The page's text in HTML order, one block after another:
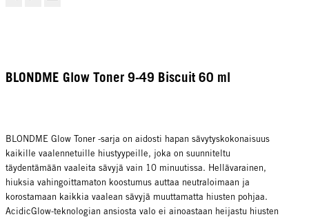
BLONDME Glow Toner 9-49 Biscuit 60 ml
BLONDME Glow Toner -sarja on aidosti hapan sävytyskokonaisuus
kaikille vaalennetuille hiustyypeille, joka on suunniteltu
täydentämään vaaleita sävyjä vain 10 minuutissa. Hellävarainen,
hiuksia vahingoittamaton koostumus auttaa neutraloimaan ja
korostamaan kaikkia vaalean sävyjä muuttamatta hiusten pohjaa.
AcidicGlow-teknologian ansiosta valo ei ainoastaan heijastu hiusten